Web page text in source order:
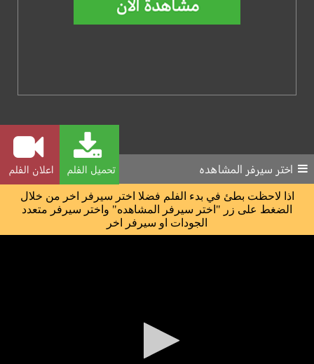
تحميل الفلم اعلان الفلم اختر سيرفر المشاهده
اذا لاحظت بطئ في بدء الفلم فضلا اختر سيرفر اخر من خلال
الضغط على زر "اختر سيرفر المشاهده" واختر سيرفر متعدد
الجودات او سيرفر اخر